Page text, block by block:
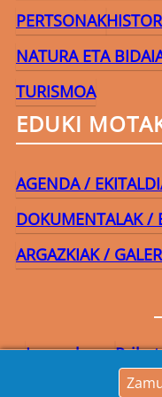
PERTSONAK
NATURA ETA
TURISMOA
EDUKI
AGENDA /
DOKUMENTALAK /
ARGAZKIAK /
Lege-oharra